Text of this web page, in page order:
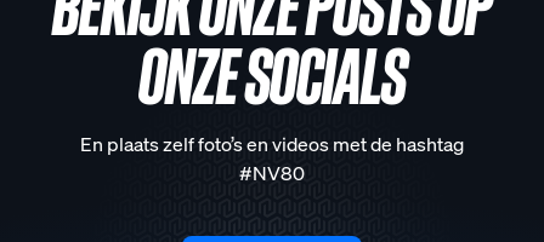
ONZE SOCIALS
En plaats zelf foto’s en videos met de hashtag
#NV80